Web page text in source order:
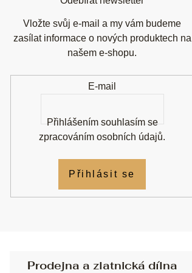
Vložte svůj e-mail a my vám budeme
zasílat informace o nových produktech na
našem e-shopu.
E-mail
Přihlášením souhlasím se
zpracováním osobních údajů.
Přihlásit se
Prodejna a zlatnická dílna